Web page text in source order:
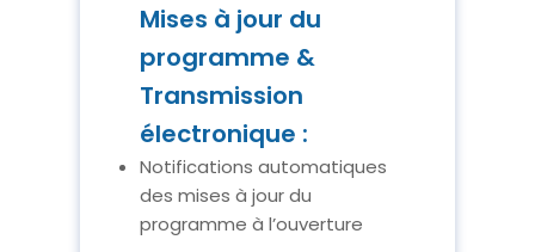
Mises à jour du
programme &
Transmission
électronique :
Notifications automatiques
des mises à jour du
programme à l’ouverture